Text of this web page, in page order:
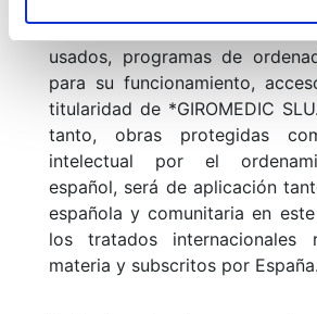
logotipos,
estructura y diseño,
usados, programas de
para su funcionamiento,
titularidad de *GIROMEDIC
tanto, obras protegidas
intelectual por el
español, será de aplicación
española y comunitaria en
los tratados internacionales
materia y subscritos por España.